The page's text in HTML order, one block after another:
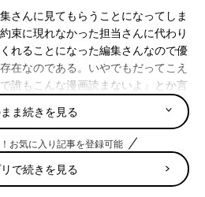
さんに見てもらうことになってしま
束に現れなかった担当さんに代わり
れることになった編集さんなので優
在なのである。いやでもだってこえ
誰もこんな漫画読まないよ』とか言
言われたら死ぬ。
いします。と31ページの完成原稿と
を渡し、サッサッとスピーディーに
ァ～～～～えらいこっちゃという気
と全てを読み終わり、トントンと原
ま続きを見る
お気に入り記事を登録可能
で続きを見る